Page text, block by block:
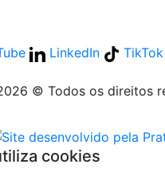
LinkedIn TikTok
© Todos os direitos
cookies